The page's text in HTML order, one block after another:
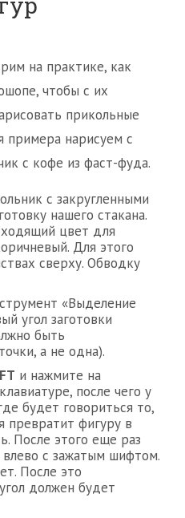
на практике, как
чтобы с их
прикольные
примера нарисуем с
с кофе из фаст-фуда.
с закругленными
нашего стакана.
цвет для
Для этого
сверху. Обводку
«Выделение
угол заготовки
быть
а не одна).
и нажмите на
после чего у
будет говориться то,
превратит фигуру в
После этого еще раз
с зажатым шифтом.
После это
должен будет